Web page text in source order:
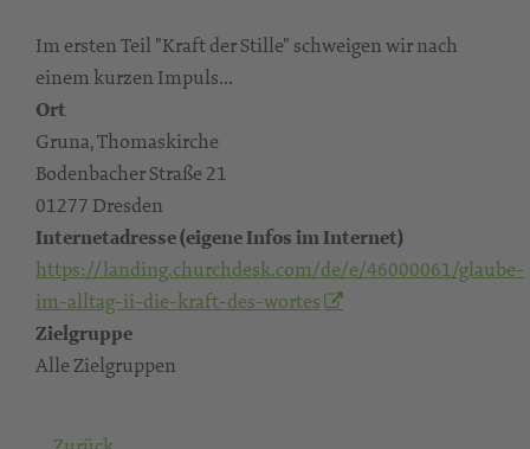
Im ersten Teil "Kraft der Stille" schweigen wir nach
einem kurzen Impuls...
Ort
Gruna, Thomaskirche
Bodenbacher Straße 21
01277 Dresden
Internetadresse (eigene Infos im Internet)
https://landing.churchdesk.com/de/e/46000061/glaube-
im-alltag-ii-die-kraft-des-wortes
Zielgruppe
Alle Zielgruppen